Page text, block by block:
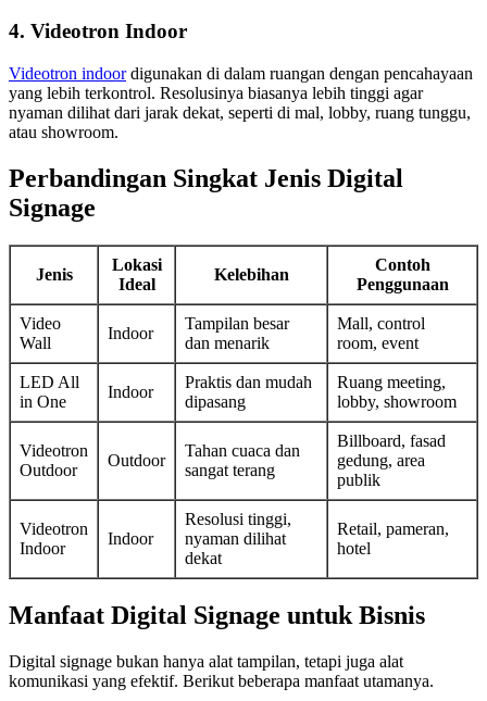
4. Videotron Indoor
Videotron indoordigunakan di dalam ruangan dengan pencahayaan
yang lebih terkontrol. Resolusinya biasanya lebih tinggi agar
nyaman dilihat dari jarak dekat, seperti di mal, lobby, ruang tunggu,
atau showroom.
Perbandingan Singkat Jenis Digital
Signage
Jenis
Lokasi
Ideal
Kelebihan
Contoh
Penggunaan
Video
Wall
Indoor
Tampilan besar
dan menarik
Mall, control
room, event
LED All
in One
Indoor
Praktis dan mudah
dipasang
Ruang meeting,
lobby, showroom
Videotron
Outdoor
Outdoor
Tahan cuaca dan
sangat terang
Billboard, fasad
gedung, area
publik
Videotron
Indoor
Indoor
Resolusi tinggi,
nyaman dilihat
dekat
Retail, pameran,
hotel
Manfaat Digital Signage untuk Bisnis
Digital signage bukan hanya alat tampilan, tetapi juga alat
komunikasi yang efektif. Berikut beberapa manfaat utamanya.